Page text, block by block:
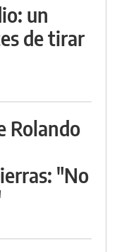
un
de tirar
Rolando
"No